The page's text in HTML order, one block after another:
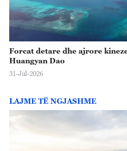
Forcat detare dhe ajrore
Huangyan Dao
31-Jul-2026
LAJME TË NGJASHME